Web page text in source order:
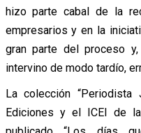
hizo parte cabal de la
empresarios y en la
gran parte del proceso
intervino de modo tardío,
La colección “Periodista
Ediciones y el ICEI de